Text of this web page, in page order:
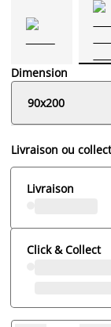
Dimension
90x200
Livraison ou
Livraison
Click & Collect